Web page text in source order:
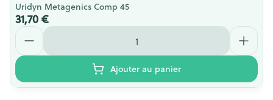
Uridyn Metagenics Comp 45
31,70 €
Quantité
Ajouter au panier